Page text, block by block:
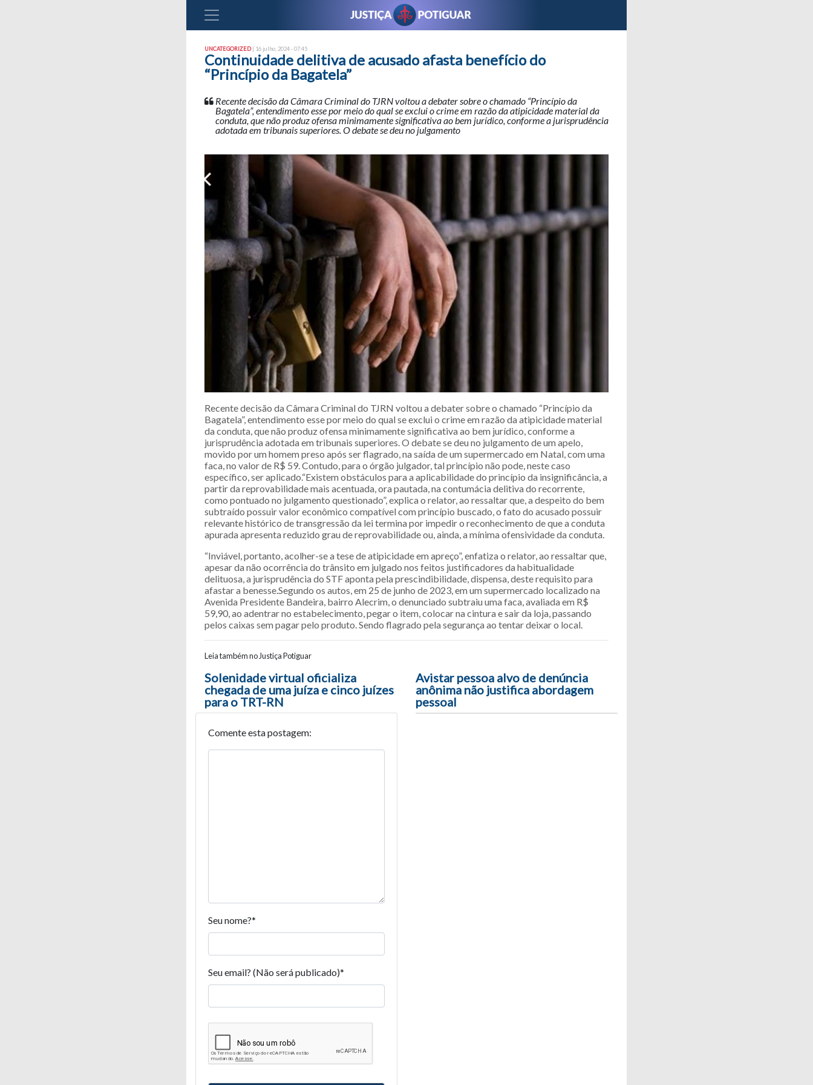
UNCATEGORIZED| 16 julho, 2024 - 07:45
Continuidade delitiva de acusado afasta benefício do
“Princípio da Bagatela”
Recente decisão da Câmara Criminal do TJRN voltou a debater sobre o chamado “Princípio da
Bagatela”, entendimento esse por meio do qual se exclui o crime em razão da atipicidade material da
conduta, que não produz ofensa minimamente significativa ao bem jurídico, conforme a jurisprudência
adotada em tribunais superiores. O debate se deu no julgamento
Recente decisão da Câmara Criminal do TJRN voltou a debater sobre o chamado “Princípio da
Bagatela”, entendimento esse por meio do qual se exclui o crime em razão da atipicidade material
da conduta, que não produz ofensa minimamente significativa ao bem jurídico, conforme a
jurisprudência adotada em tribunais superiores. O debate se deu no julgamento de um apelo,
movido por um homem preso após ser flagrado, na saída de um supermercado em Natal, com uma
faca, no valor de R$ 59. Contudo, para o órgão julgador, tal princípio não pode, neste caso
específico, ser aplicado.“Existem obstáculos para a aplicabilidade do princípio da insignificância, a
partir da reprovabilidade mais acentuada, ora pautada, na contumácia delitiva do recorrente,
como pontuado no julgamento questionado”, explica o relator, ao ressaltar que, a despeito do bem
subtraído possuir valor econômico compatível com princípio buscado, o fato do acusado possuir
relevante histórico de transgressão da lei termina por impedir o reconhecimento de que a conduta
apurada apresenta reduzido grau de reprovabilidade ou, ainda, a mínima ofensividade da conduta.
“Inviável, portanto, acolher-se a tese de atipicidade em apreço”, enfatiza o relator, ao ressaltar que,
apesar da não ocorrência do trânsito em julgado nos feitos justificadores da habitualidade
delituosa, a jurisprudência do STF aponta pela prescindibilidade, dispensa, deste requisito para
afastar a benesse.Segundo os autos, em 25 de junho de 2023, em um supermercado localizado na
Avenida Presidente Bandeira, bairro Alecrim, o denunciado subtraiu uma faca, avaliada em R$
59,90, ao adentrar no estabelecimento, pegar o item, colocar na cintura e sair da loja, passando
pelos caixas sem pagar pelo produto. Sendo flagrado pela segurança ao tentar deixar o local.
Leia também no Justiça Potiguar
Navegação entre posts
Solenidade virtual oficializa
chegada de uma juíza e cinco juízes
para o TRT-RN
Avistar pessoa alvo de denúncia
anônima não justifica abordagem
pessoal
Comente esta postagem:
Seu nome?*
Seu email? (Não será publicado)*